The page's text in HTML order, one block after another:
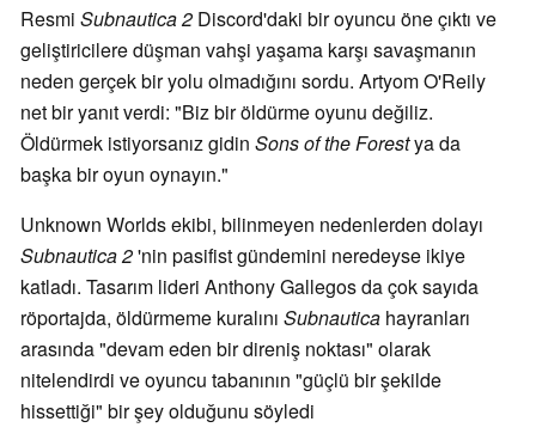
Resmi Subnautica 2 Discord'daki bir oyuncu öne çıktı ve
geliştiricilere düşman vahşi yaşama karşı savaşmanın
neden gerçek bir yolu olmadığını sordu. Artyom O'Reily
net bir yanıt verdi: "Biz bir öldürme oyunu değiliz.
Öldürmek istiyorsanız gidin Sons of the Forestya da
başka bir oyun oynayın."
Unknown Worlds ekibi, bilinmeyen nedenlerden dolayı
Subnautica 2'nin pasifist gündemini neredeyse ikiye
katladı. Tasarım lideri Anthony Gallegos da çok sayıda
röportajda, öldürmeme kuralını Subnautica hayranları
arasında "devam eden bir direniş noktası" olarak
nitelendirdi ve oyuncu tabanının "güçlü bir şekilde
hissettiği" bir şey olduğunu söyledi